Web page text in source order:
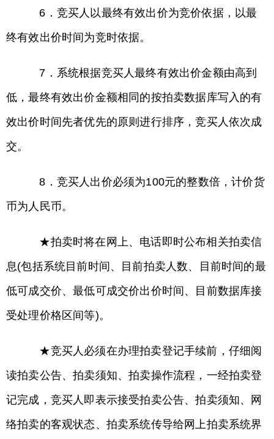
6．竞买人以最终有效出价为竞价依据，以最
终有效出价时间为竞时依据。
7．系统根据竞买人最终有效出价金额由高到
低，最终有效出价金额相同的按拍卖数据库写入的有
效出价时间先者优先的原则进行排序，竞买人依次成
交。
8．竞买人出价必须为100元的整数倍，计价货
币为人民币。
★拍卖时将在网上、电话即时公布相关拍卖信
息(包括系统目前时间、目前拍卖人数、目前时间的最
低可成交价、最低可成交价出价时间、目前数据库接
受处理价格区间等)。
★竞买人必须在办理拍卖登记手续前，仔细阅
读拍卖公告、拍卖须知、拍卖操作流程，一经拍卖登
记完成，竞买人即表示接受拍卖公告、拍卖须知、网
络拍卖的客观状态、拍卖系统传导给网上拍卖系统界